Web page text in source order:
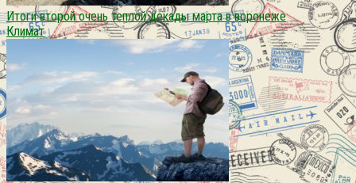
Итоги второй очень теплой декады марта в воронеже
Климат